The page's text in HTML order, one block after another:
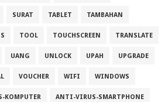
SURAT TABLET TAMBAHAN
TOOL TOUCHSCREEN TRANSLATE
UANG UNLOCK UPAH UPGRADE
VOUCHER WIFI WINDOWS
KOMPUTER ANTI-VIRUS-SMARTPHONE